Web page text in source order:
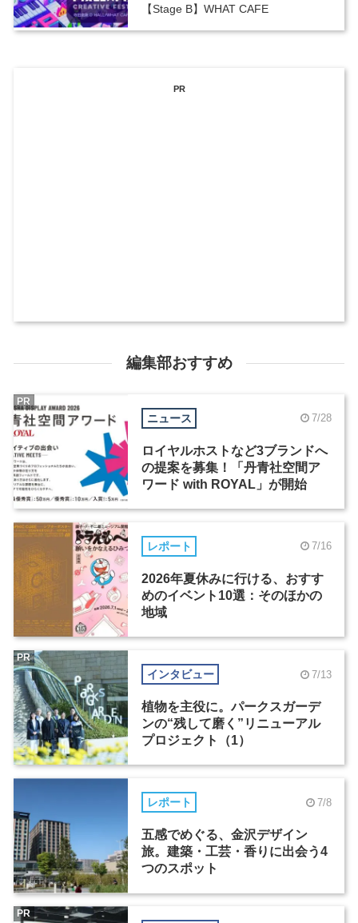
【Stage B】WHAT CAFE
PR
編集部おすすめ
ニュース 7/28
ロイヤルホストなど3ブランドへ
の提案を募集！「丹青社空間ア
ワード with ROYAL」が開始
PR
レポート 7/16
2026年夏休みに行ける、おすす
めのイベント10選：そのほかの
地域
インタビュー 7/13
植物を主役に。パークスガーデ
ンの“残して磨く”リニューアル
プロジェクト（1）
PR
レポート 7/8
五感でめぐる、金沢デザイン
旅。建築・工芸・香りに出会う4
つのスポット
PR